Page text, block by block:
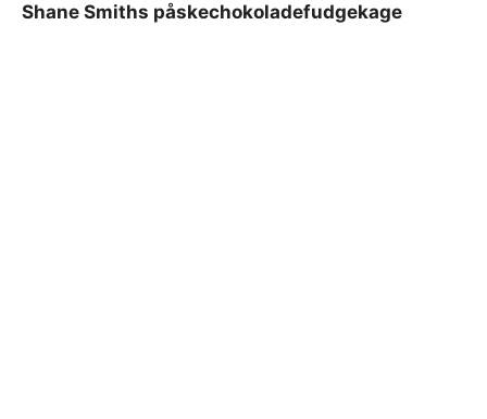
Shane Smiths påskechokoladefudgekage